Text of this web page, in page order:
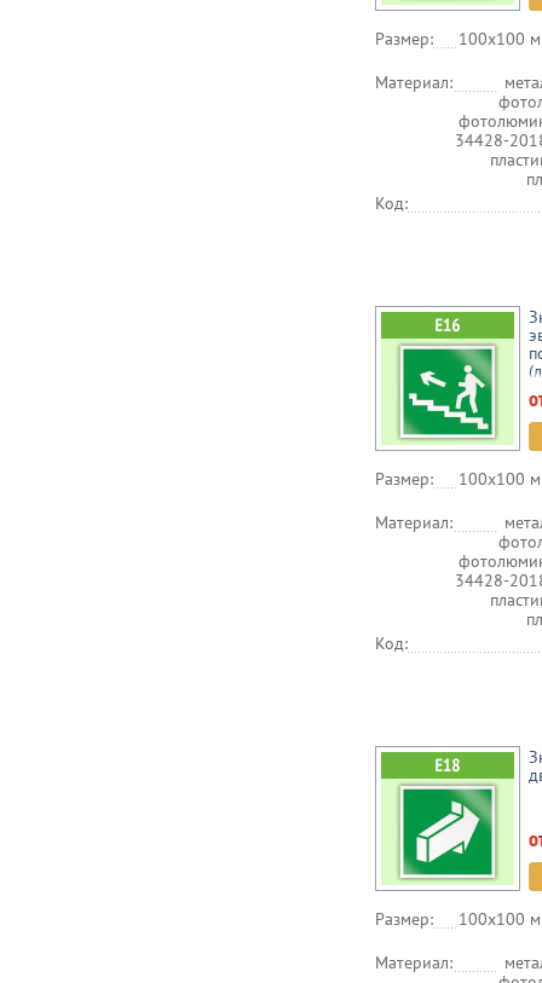
Размер:
100х100
Материал:
34428-
Код:
Размер:
100х100
Материал:
34428-
Код:
Размер:
100х100
Материал: